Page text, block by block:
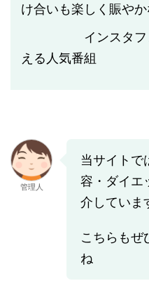
け合いも楽しく賑やか
インスタフォ
える人気番組
管理人
当サイトで
容・ダイエ
介していま
こちらもぜ
ね